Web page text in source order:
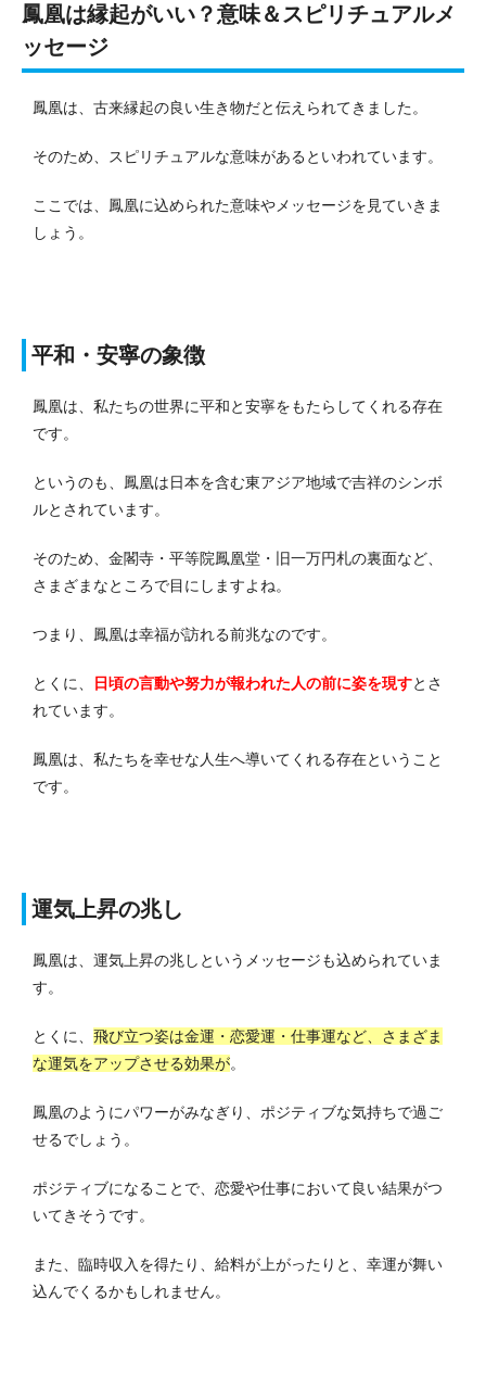
鳳凰は縁起がいい？意味＆スピリチュアルメ
ッセージ
鳳凰は、古来縁起の良い生き物だと伝えられてきました。
そのため、スピリチュアルな意味があるといわれています。
ここでは、鳳凰に込められた意味やメッセージを見ていきま
しょう。
平和・安寧の象徴
鳳凰は、私たちの世界に平和と安寧をもたらしてくれる存在
です。
というのも、鳳凰は日本を含む東アジア地域で吉祥のシンボ
ルとされています。
そのため、金閣寺・平等院鳳凰堂・旧一万円札の裏面など、
さまざまなところで目にしますよね。
つまり、鳳凰は幸福が訪れる前兆なのです。
とくに、 日頃の言動や努力が報われた人の前に姿を現すとさ
れています。
鳳凰は、私たちを幸せな人生へ導いてくれる存在ということ
です。
運気上昇の兆し
鳳凰は、運気上昇の兆しというメッセージも込められていま
す。
とくに、 飛び立つ姿は金運・恋愛運・仕事運など、さまざま
な運気をアップさせる効果が。
鳳凰のようにパワーがみなぎり、ポジティブな気持ちで過ご
せるでしょう。
ポジティブになることで、恋愛や仕事において良い結果がつ
いてきそうです。
また、臨時収入を得たり、給料が上がったりと、幸運が舞い
込んでくるかもしれません。